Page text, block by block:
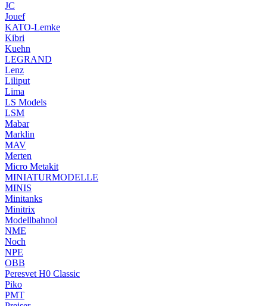
JC
Jouef
KATO-Lemke
Kibri
Kuehn
LEGRAND
Lenz
Liliput
Lima
LS Models
LSM
Mabar
Marklin
MAV
Merten
Micro Metakit
MINIATURMODELLE
MINIS
Minitanks
Minitrix
Modellbahnol
NME
Noch
NPE
OBB
Peresvet H0 Classic
Piko
PMT